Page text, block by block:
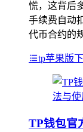
慌，这背后
手续费自动
代币合约的
tp苹果版
TP钱包官